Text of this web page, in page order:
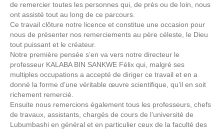
de remercier toutes les personnes qui, de près ou de loin, nous
ont assisté tout au long de ce parcours.
Ce travail clôture notre licence et constitue une occasion pour
nous de présenter nos remerciements au père céleste, le Dieu
tout puissant et le créateur.
Notre première pensée s’en va vers notre directeur le
professeur KALABA BIN SANKWE Félix qui, malgré ses
multiples occupations a accepté de diriger ce travail et en a
donné la forme d’une véritable œuvre scientifique, qu’il en soit
richement remercié.
Ensuite nous remercions également tous les professeurs, chefs
de travaux, assistants, chargés de cours de l’université de
Lubumbashi en général et en particulier ceux de la faculté des